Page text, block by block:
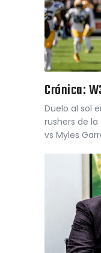
Crónica:
Duelo al sol
rushers de
vs Myles